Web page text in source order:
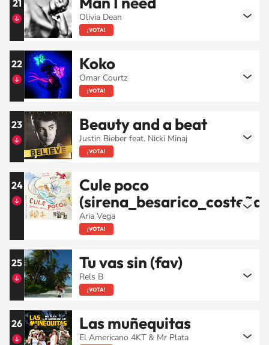
21
Olivia Dean
¡VOTA!
22 Koko
Omar Courtz
¡VOTA!
23 Beauty and a beat
Justin Bieber feat. Nicki Minaj
¡VOTA!
24
Cule poco
(sirena_besarico_costeña)
Aria Vega
¡VOTA!
25 Tu vas sin (fav)
Rels B
¡VOTA!
26 Las muñequitas
El Americano 4KT & Mr Plata